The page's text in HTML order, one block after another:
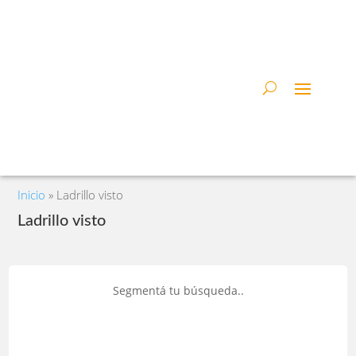
Inicio » Ladrillo visto
Ladrillo visto
Segmentá tu búsqueda..